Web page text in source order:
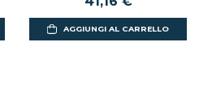
AGGIUNGI AL CARRELLO